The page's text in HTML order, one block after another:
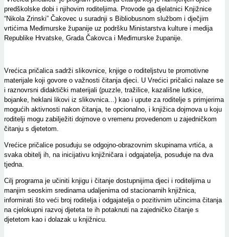
predškolske dobi i njihovim roditeljima. Provode ga djelatnici Knjižnice
“Nikola Zrinski” Čakovec u suradnji s Bibliobusnom službom i dječjim
vrtićima Međimurske županije uz podršku Ministarstva kulture i medija
Republike Hrvatske, Grada Čakovca i Međimurske županije.
Vrećica pričalica sadrži slikovnice, knjige o roditeljstvu te promotivne
materijale koji govore o važnosti čitanja djeci. U Vrećici pričalici nalaze se
i raznovrsni didaktički materijali (puzzle, tražilice, kazališne lutkice,
bojanke, heklani likovi iz slikovnica...) kao i upute za roditelje s primjerima
mogućih aktivnosti nakon čitanja, te opcionalno, i knjižica dojmova u koju
roditelji mogu zabilježiti dojmove o vremenu provedenom u zajedničkom
čitanju s djetetom.
Vrećice pričalice posuđuju se odgojno-obrazovnim skupinama vrtića, a
svaka obitelj ih, na inicijativu knjižničara i odgajatelja, posuđuje na dva
tjedna.
Cilj programa je učiniti knjigu i čitanje dostupnijima djeci i roditeljima u
manjim seoskim sredinama udaljenima od stacionarnih knjižnica,
informirati što veći broj roditelja i odgajatelja o pozitivnim učincima čitanja
na cjelokupni razvoj djeteta te ih potaknuti na zajedničko čitanje s
djetetom kao i dolazak u knjižnicu.